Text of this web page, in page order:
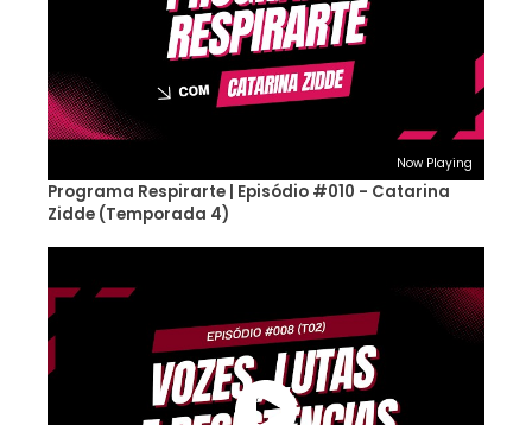
Now Playing
Programa Respirarte | Episódio #010 - Catarina
Zidde (Temporada 4)